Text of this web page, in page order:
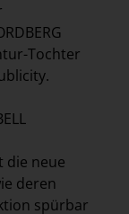
Tochter
die neue
deren
spürbar